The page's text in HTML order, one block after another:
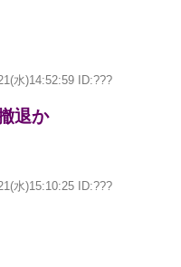
水)14:52:59 ID:???
退か
水)15:10:25 ID:???